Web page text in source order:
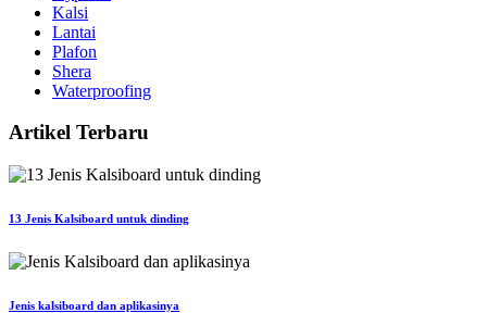
Kalsi
Lantai
Plafon
Shera
Waterproofing
Artikel Terbaru
13 Jenis Kalsiboard untuk dinding
Jenis kalsiboard dan aplikasinya